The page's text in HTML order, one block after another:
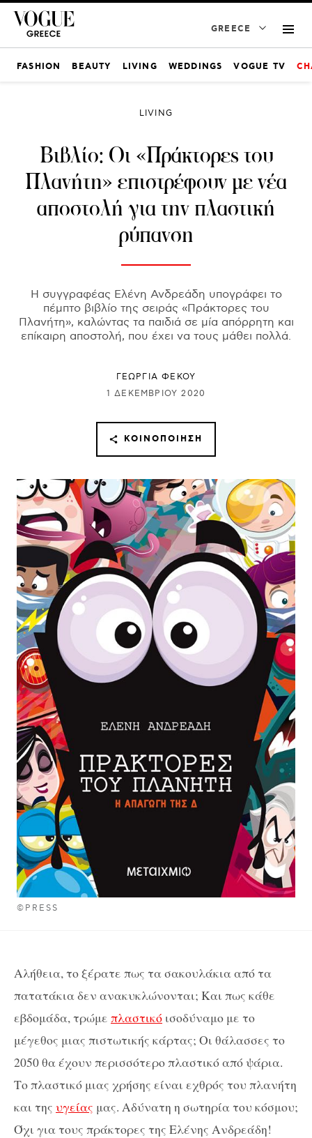
GREECE
FASHION BEAUTY LIVING WEDDINGS VOGUE TV
©PRESS
LIVING
Βιβλίο: Οι «Πράκτορες του
Πλανήτη» επιστρέφουν με νέα
αποστολή για την πλαστική
ρύπανση
Η συγγραφέας Ελένη Ανδρεάδη υπογράφει το
πέμπτο βιβλίο της σειράς «Πράκτορες του
Πλανήτη», καλώντας τα παιδιά σε μία απόρρητη και
επίκαιρη αποστολή, που έχει να τους μάθει πολλά.
ΓΕΩΡΓΙΑ ΦΕΚΟΥ
1 ΔΕΚΕΜΒΡΊΟΥ 2020
ΚΟΙΝΟΠΟΊΗΣΗ
Αλήθεια, το ξέρατε πως τα σακουλάκια από τα
πατατάκια δεν ανακυκλώνονται; Και πως κάθε
εβδομάδα, τρώμε πλαστικό ισοδύναμο με το
μέγεθος μιας πιστωτικής κάρτας; Οι θάλασσες το
2050 θα έχουν περισσότερο πλαστικό από ψάρια.
Το πλαστικό μιας χρήσης είναι εχθρός του πλανήτη
και της υγείας μας. Αδύνατη η σωτηρία του κόσμου;
Όχι για τους πράκτορες της Ελένης Ανδρεάδη!